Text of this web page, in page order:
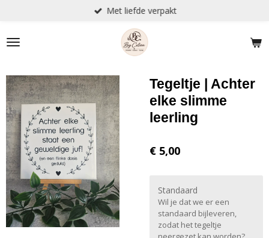
naar
de
Met liefde verpakt
Tegeltje | Achter
elke slimme
leerling
€ 5,00
Standaard
Wil je dat we er een
standaard bijleveren,
zodat het tegeltje